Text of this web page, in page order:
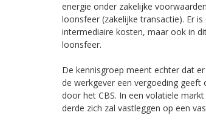
energie onder zakelijke
loonsfeer (zakelijke transactie). Er
intermediaire kosten, maar ook in
loonsfeer.
De kennisgroep meent echter dat
de werkgever een vergoeding
door het CBS. In een volatiele
derde zich zal vastleggen op een